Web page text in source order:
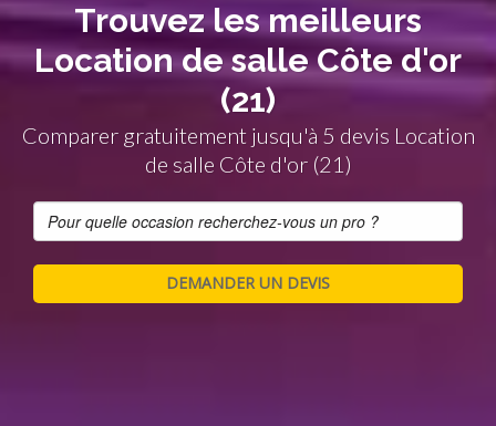
Trouvez les meilleurs
Location de salle Côte d'or
(21)
Comparer gratuitement jusqu'à 5 devis Location
de salle Côte d'or (21)